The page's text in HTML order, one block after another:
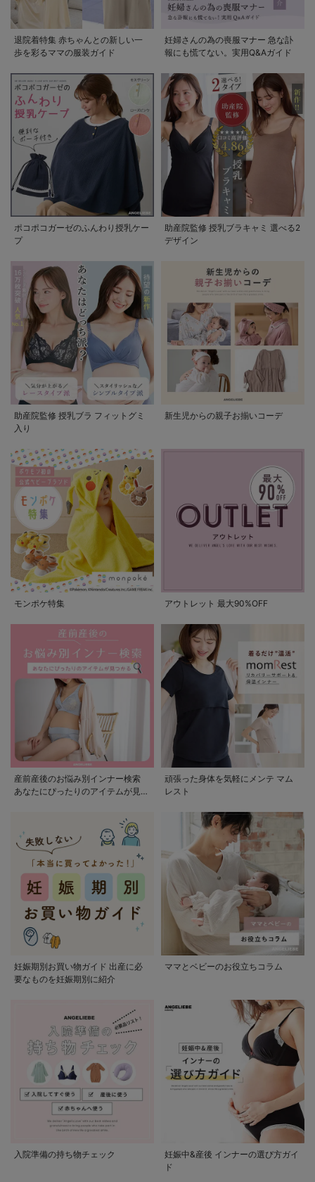
退院着特集 赤ちゃんとの新しい一
歩を彩るママの服装ガイド
妊婦さんの為の喪服マナー 急な訃
報にも慌てない。実用Q&Aガイド
ポコポコガーゼのふんわり授乳ケー
プ
助産院監修 授乳ブラキャミ 選べる2
デザイン
助産院監修 授乳ブラ フィットグミ
入り
新生児からの親子お揃いコーデ
モンポケ特集 アウトレット 最大90%OFF
産前産後のお悩み別インナー検索
あなたにぴったりのアイテムが見つ
頑張った身体を気軽にメンテ マム
レスト
妊娠期別お買い物ガイド 出産に必
要なものを妊娠期別に紹介
ママとベビーのお役立ちコラム
入院準備の持ち物チェック
妊娠中&産後 インナーの選び方ガイ
ド